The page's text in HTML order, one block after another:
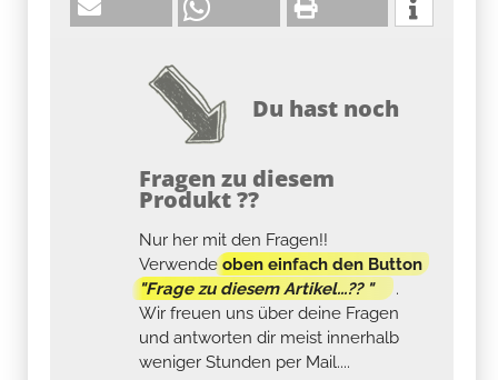
Du hast noch
Fragen zu diesem
Produkt ??
Nur her mit den Fragen!!
Verwendeoben einfach den Button
"Frage zu diesem Artikel...?? "
.
Wir freuen uns über deine Fragen
und antworten dir meist innerhalb
weniger Stunden per Mail....